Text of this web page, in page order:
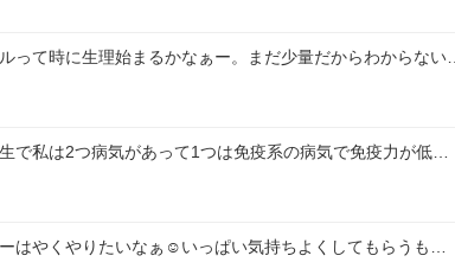
って時に生理始まるかなぁー。まだ少量だからわからない…
で私は2つ病気があって1つは免疫系の病気で免疫力が低…
はやくやりたいなぁ☺️いっぱい気持ちよくしてもらうも…